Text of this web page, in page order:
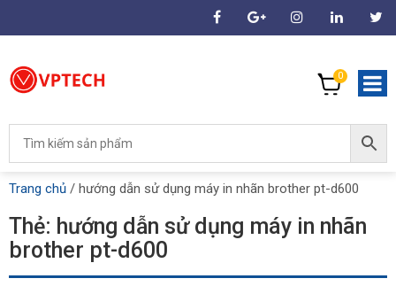
0
Trang chủ / hướng dẫn sử dụng máy in nhãn brother pt-d600
Thẻ: hướng dẫn sử dụng máy in nhãn
brother pt-d600